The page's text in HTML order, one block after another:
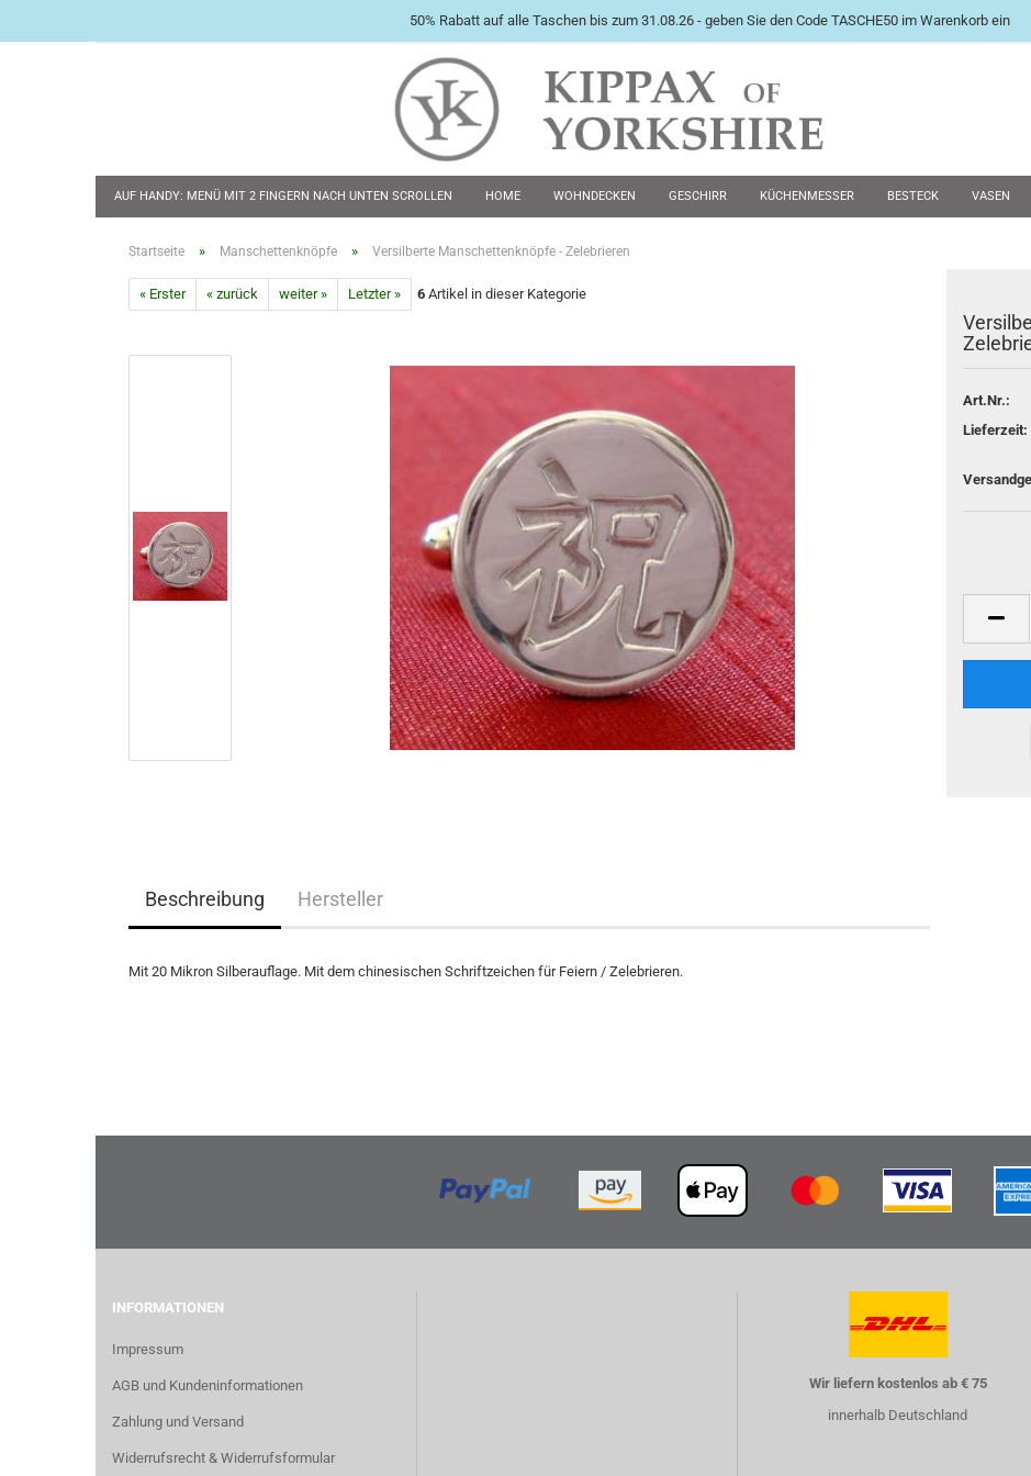
International English Language Shop
Konto erstellen
50% Rabatt auf alle Taschen bis zum 31.08.26 - geben Sie den Code TASCHE50 im Warenkorb ein
AUF HANDY: MENÜ MIT 2 FINGERN NACH UNTEN SCROLLEN HOME WOHNDECKEN GESCHIRR KÜCHENMESSER BESTECK VASEN
Startseite » Manschettenknöpfe » Versilberte Manschettenknöpfe - Zelebrieren
« Erster « zurück weiter » Letzter » 6 Artikel in dieser Kategorie
Art.Nr.:
Lieferzeit:
Beschreibung Hersteller
Mit 20 Mikron Silberauflage. Mit dem chinesischen Schriftzeichen für Feiern / Zelebrieren.
INFORMATIONEN
Impressum
AGB und Kundeninformationen
Zahlung und Versand
Widerrufsrecht & Widerrufsformular
Wir liefern kostenlos ab € 75
innerhalb Deutschland